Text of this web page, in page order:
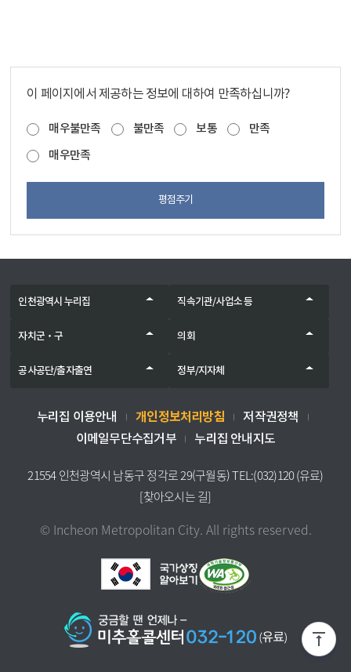
이 페이지에서 제공하는 정보에 대하여 만족하십니까?
매우불만족 불만족 보통
만족
매우만족
평점주기
인천광역시 누리집 직속기관/사업소 등
자치군‧구 의회
공사공단/출자출연 정부/지자체
누리집 이용안내 개인정보처리방침
저작권정책
이메일무단수집거부
누리집 안내지도
21554 인천광역시 남동구 정각로 29(구월동) TEL:(032)120 (유료)
[찾아오시는 길]
© Incheon Metropolitan City. All rights reserved.